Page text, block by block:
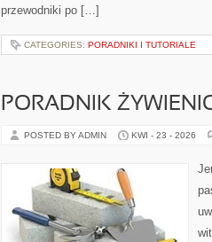
przewodniki po […]
CATEGORIES: PORADNIKI I TUTORIALE
PORADNIK
POSTED BY ADMIN KWI - 23 - 2026